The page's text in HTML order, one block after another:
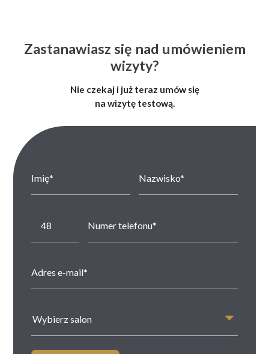
Zastanawiasz się nad umówieniem
wizyty?
Nie czekaj i już teraz umów się
na wizytę testową.
Wybierz salon